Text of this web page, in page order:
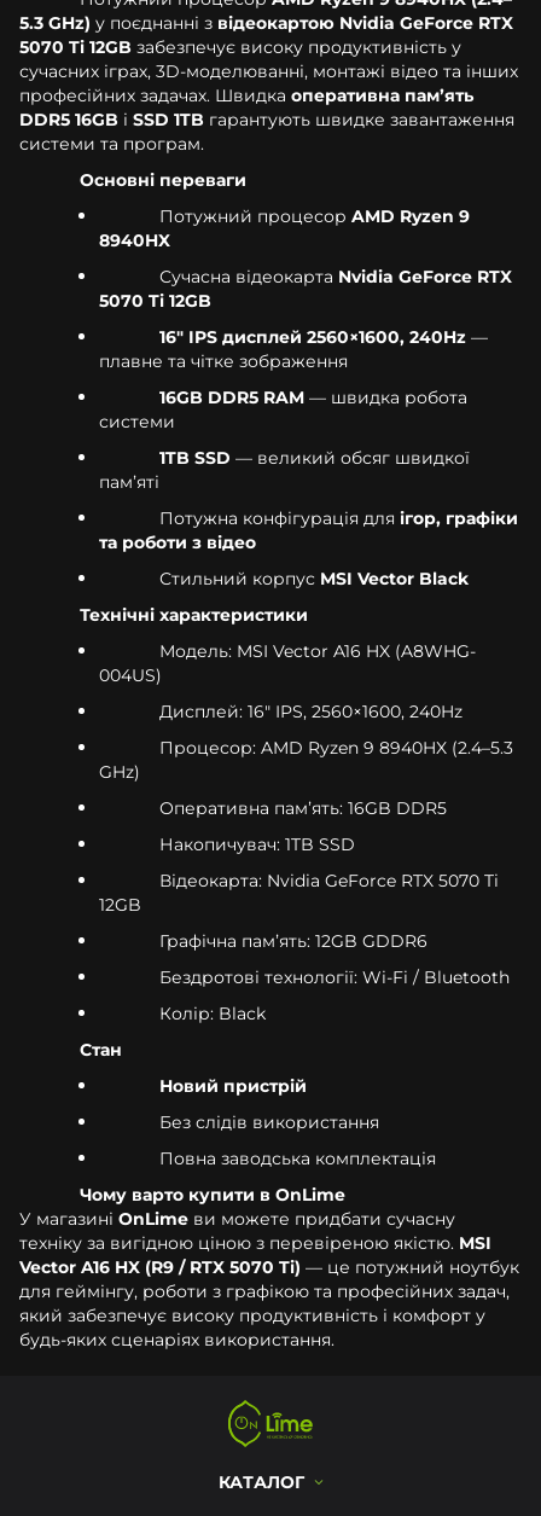
5.3 GHz) у поєднанні з відеокартою Nvidia GeForce RTX
5070 Ti 12GB забезпечує високу продуктивність у
сучасних іграх, 3D-моделюванні, монтажі відео та інших
професійних задачах. Швидка оперативна памʼять
DDR5 16GB і SSD 1TB гарантують швидке завантаження
системи та програм.
Основні переваги
Потужний процесор AMD Ryzen 9
8940HX
Сучасна відеокарта Nvidia GeForce RTX
5070 Ti 12GB
16" IPS дисплей 2560×1600, 240Hz —
плавне та чітке зображення
16GB DDR5 RAM — швидка робота
системи
1TB SSD — великий обсяг швидкої
памʼяті
Потужна конфігурація для ігор, графіки
та роботи з відео
Стильний корпус MSI Vector Black
Технічні характеристики
Модель: MSI Vector A16 HX (A8WHG-
004US)
Дисплей: 16" IPS, 2560×1600, 240Hz
Процесор: AMD Ryzen 9 8940HX (2.4–5.3
GHz)
Оперативна памʼять: 16GB DDR5
Накопичувач: 1TB SSD
Відеокарта: Nvidia GeForce RTX 5070 Ti
12GB
Графічна памʼять: 12GB GDDR6
Бездротові технології: Wi-Fi / Bluetooth
Колір: Black
Стан
Новий пристрій
Без слідів використання
Повна заводська комплектація
Чому варто купити в OnLime
У магазині OnLime ви можете придбати сучасну
техніку за вигідною ціною з перевіреною якістю. MSI
Vector A16 HX (R9 / RTX 5070 Ti) — це потужний ноутбук
для геймінгу, роботи з графікою та професійних задач,
який забезпечує високу продуктивність і комфорт у
будь-яких сценаріях використання.
КАТАЛОГ